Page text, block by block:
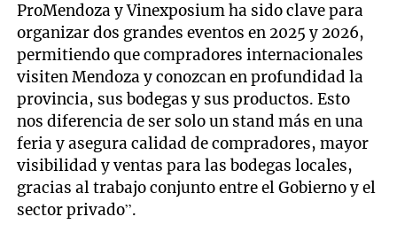
ProMendoza y Vinexposium ha sido clave para
organizar dos grandes eventos en 2025 y 2026,
permitiendo que compradores internacionales
visiten Mendoza y conozcan en profundidad la
provincia, sus bodegas y sus productos. Esto
nos diferencia de ser solo un stand más en una
feria y asegura calidad de compradores, mayor
visibilidad y ventas para las bodegas locales,
gracias al trabajo conjunto entre el Gobierno y el
sector privado”.